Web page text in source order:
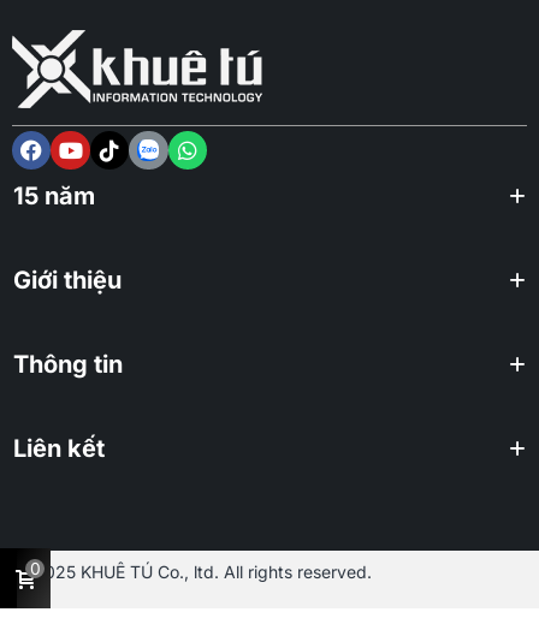
15 năm
Giới thiệu
Thông tin
Liên kết
2025 KHUÊ TÚ Co., ltd. All rights reserved.
0